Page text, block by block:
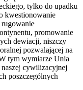
tylko do upadku
kwestionowanie
rugowanie
promowanie
dewiacji, niszczy
pozwalającej na
tym wymiarze Unia
cywilizacyjnej
poszczególnych